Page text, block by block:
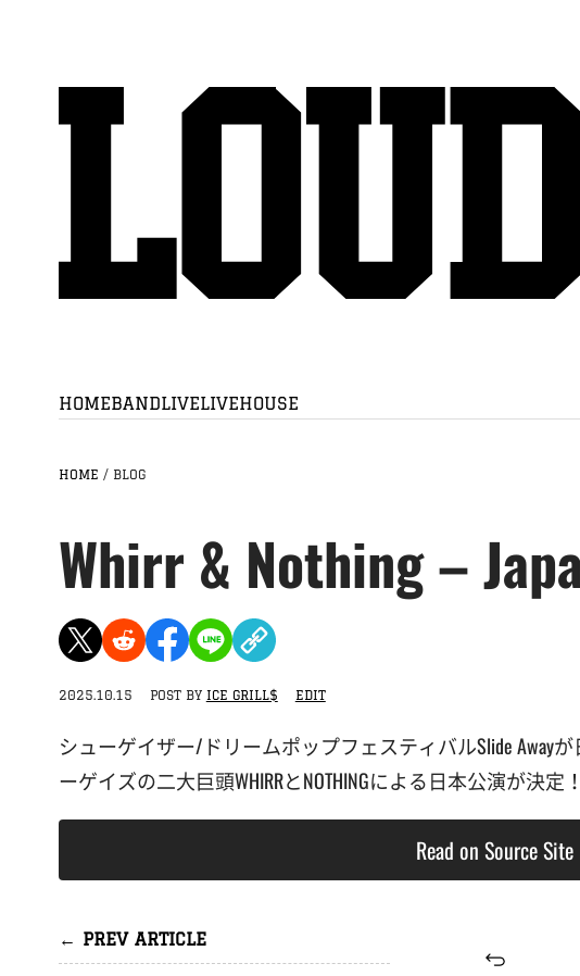
HOMEBANDLIVELIVEHOUSE
HOME / BLOG
Whirr & Nothing –
2025.10.15 POST BY ICE GRILL$ EDIT
シューゲイザー/ドリームポップフェスティバルSlide Away
ーゲイズの二大巨頭WHIRRとNOTHINGによる日本公演が決
Read on Source Site
← PREV ARTICLE